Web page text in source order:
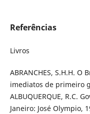
Referências
Livros
ABRANCHES, S.H.H.
imediatos de primeiro
ALBUQUERQUE, R.C.
Janeiro: José Olympio,